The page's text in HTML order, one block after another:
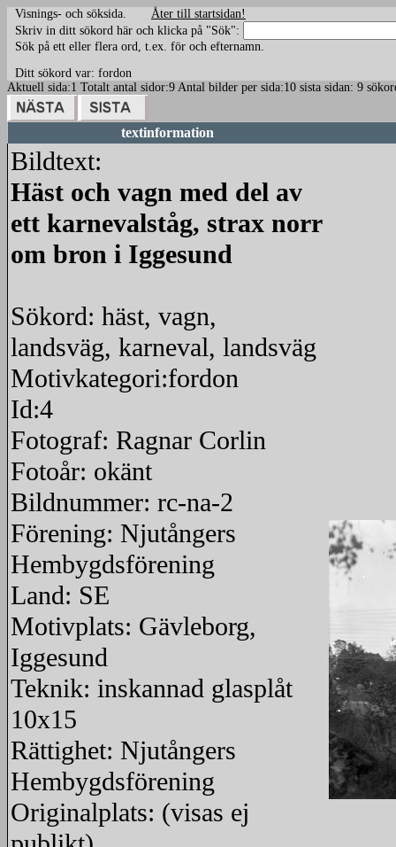
Visnings- och söksida. Åter till startsidan!
Skriv in ditt sökord här och klicka på "Sök":
Sök på ett eller flera ord, t.ex. för och efternamn.
Ditt sökord var: fordon
Aktuell sida:1 Totalt antal sidor:9 Antal bilder per sida:10 sista sidan: 9
textinformation
Bildtext:
Häst och vagn med del av
ett karnevalståg, strax norr
om bron i Iggesund
Sökord: häst, vagn,
landsväg, karneval, landsväg
Motivkategori:fordon
Id:4
Fotograf: Ragnar Corlin
Fotoår: okänt
Bildnummer: rc-na-2
Förening: Njutångers
Hembygdsförening
Land: SE
Motivplats: Gävleborg,
Iggesund
Teknik: inskannad glasplåt
10x15
Rättighet: Njutångers
Hembygdsförening
Originalplats: (visas ej